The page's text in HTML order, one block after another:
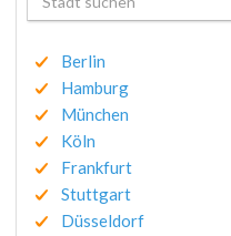
Berlin
Hamburg
München
Köln
Frankfurt
Stuttgart
Düsseldorf